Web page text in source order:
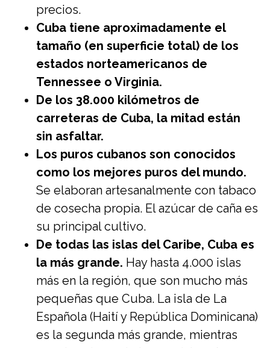
precios.
Cuba tiene aproximadamente el
tamaño (en superficie total) de los
estados norteamericanos de
Tennessee o Virginia.
De los 38.000 kilómetros de
carreteras de Cuba, la mitad están
sin asfaltar.
Los puros cubanos son conocidos
como los mejores puros del mundo.
Se elaboran artesanalmente con tabaco
de cosecha propia. El azúcar de caña es
su principal cultivo.
De todas las islas del Caribe, Cuba es
la más grande. Hay hasta 4.000 islas
más en la región, que son mucho más
pequeñas que Cuba. La isla de La
Española (Haití y República Dominicana)
es la segunda más grande, mientras